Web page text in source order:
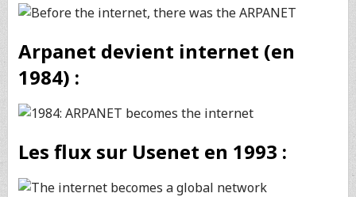
Arpanet devient internet (en
1984) :
Les flux sur Usenet en 1993 :